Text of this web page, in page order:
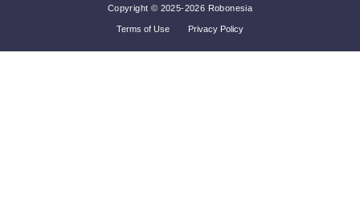
Copyright © 2025-2026 Robonesia
Terms of Use Privacy Policy